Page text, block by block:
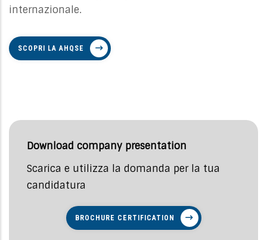
internazionale.
SCOPRI LA AHQSE
Download company presentation
Scarica e utilizza la domanda per la tua
candidatura
BROCHURE CERTIFICATION